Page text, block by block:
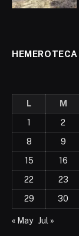
HEMEROTECA
L M
1
2
8
9
15
16
22
23
29
30
« May Jul »